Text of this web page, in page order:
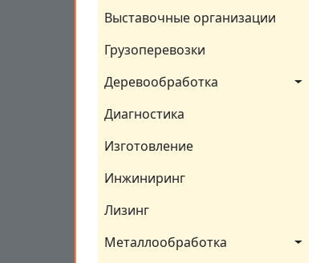
Выставочные организации
Грузоперевозки
Деревообработка
Диагностика
Изготовление
Инжиниринг
Лизинг
Металлообработка